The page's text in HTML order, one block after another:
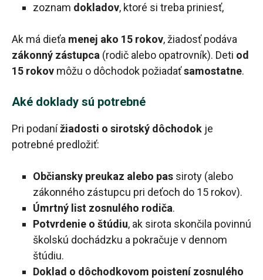
zoznam dokladov, ktoré si treba priniesť,
Ak má dieťa menej ako 15 rokov, žiadosť podáva
zákonný zástupca (rodič alebo opatrovník). Deti od
15 rokov môžu o dôchodok požiadaťsamostatne.
Aké doklady sú potrebné
Pri podanížiadosti o sirotský dôchodok je
potrebné predložiť:
Občiansky preukaz alebo pas siroty (alebo
zákonného zástupcu pri deťoch do 15 rokov).
Úmrtný list zosnulého rodiča.
Potvrdenie o štúdiu, ak sirota skončila povinnú
školskú dochádzku a pokračuje v dennom
štúdiu.
Doklad o dôchodkovom poistení zosnulého